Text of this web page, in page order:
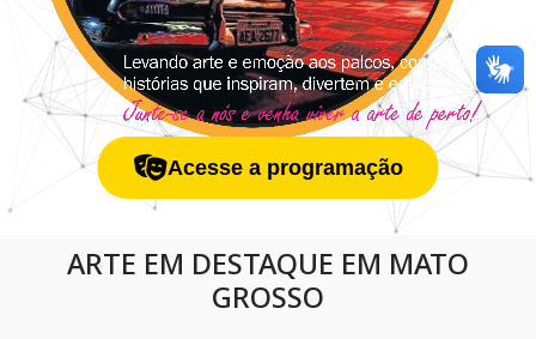
🎭Acesse a programação
ARTE EM DESTAQUE EM MATO
GROSSO